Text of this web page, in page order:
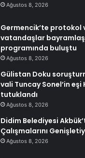
Ağustos 8, 2026
Germencik’te protokol
vatandaşlar
programında buluştu
Ağustos 8, 2026
Gülistan Doku
vali Tuncay Sonel’in eşi
tutuklandı
Ağustos 8, 2026
Didim Belediyesi
Çalışmalarını
Ağustos 8, 2026